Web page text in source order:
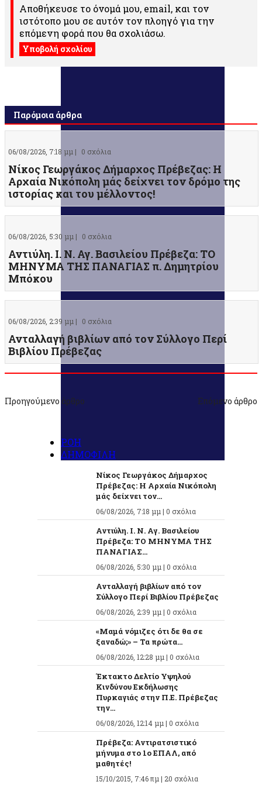
Αποθήκευσε το όνομά μου, email, και τον
ιστότοπο μου σε αυτόν τον πλοηγό για την
επόμενη φορά που θα σχολιάσω.
Παρόμοια άρθρα
06/08/2026, 7:18 μμ | 0 σχόλια
Νίκος Γεωργάκος Δήμαρχος Πρέβεζας: Η
Αρχαία Νικόπολη μάς δείχνει τον δρόμο της
ιστορίας και του μέλλοντος!
06/08/2026, 5:30 μμ | 0 σχόλια
Αντιύλη. Ι. Ν. Αγ. Βασιλείου Πρέβεζα: ΤΟ
ΜΗΝΥΜΑ ΤΗΣ ΠΑΝΑΓΙΑΣ π. Δημητρίου
Μπόκου
06/08/2026, 2:39 μμ | 0 σχόλια
Ανταλλαγή βιβλίων από τον Σύλλογο Περί
Βιβλίου Πρέβεζας
Προηγούμενο άρθρο Επόμενο άρθρο
ΡΟΗ
ΔΗΜΟΦΙΛΗ
Νίκος Γεωργάκος Δήμαρχος
Πρέβεζας: Η Αρχαία Νικόπολη
μάς δείχνει τον...
06/08/2026, 7:18 μμ | 0 σχόλια
Αντιύλη. Ι. Ν. Αγ. Βασιλείου
Πρέβεζα: ΤΟ ΜΗΝΥΜΑ ΤΗΣ
ΠΑΝΑΓΙΑΣ...
06/08/2026, 5:30 μμ | 0 σχόλια
Ανταλλαγή βιβλίων από τον
Σύλλογο Περί Βιβλίου Πρέβεζας
06/08/2026, 2:39 μμ | 0 σχόλια
«Μαμά νόμιζες ότι δε θα σε
ξαναδώ;» – Τα πρώτα...
06/08/2026, 12:28 μμ | 0 σχόλια
Έκτακτο Δελτίο Υψηλού
Κινδύνου Εκδήλωσης
Πυρκαγιάς στην Π.Ε. Πρέβεζας
την...
06/08/2026, 12:14 μμ | 0 σχόλια
Πρέβεζα: Αντιρατσιστικό
μήνυμα στο 1ο ΕΠΑΛ, από
μαθητές!
15/10/2015, 7:46 πμ | 20 σχόλια